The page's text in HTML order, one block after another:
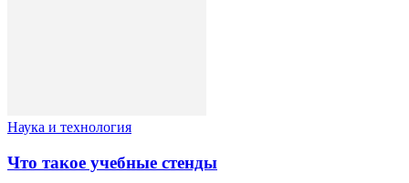
Наука и технология
Что такое учебные стенды